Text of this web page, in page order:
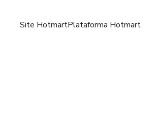
Site HotmartPlataforma Hotmart